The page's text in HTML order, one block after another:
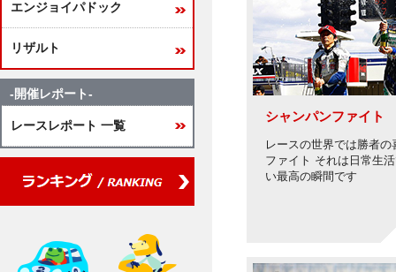
エンジョイパドック
リザルト
-開催レポート-
レースレポート 一覧
シャンパンファイト
レースの世界では勝者
ファイト それは日常生
い最高の瞬間です